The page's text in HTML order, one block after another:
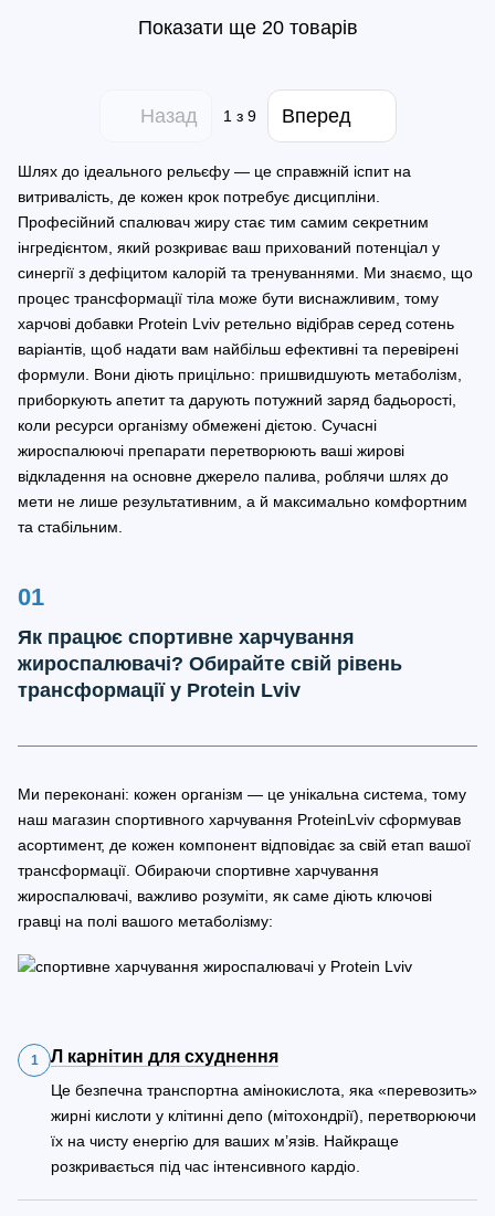
Показати ще 20 товарів
Назад 1 з 9 Вперед
Шлях до ідеального рельєфу — це справжній іспит на
витривалість, де кожен крок потребує дисципліни.
Професійний спалювач жиру стає тим самим секретним
інгредієнтом, який розкриває ваш прихований потенціал у
синергії з дефіцитом калорій та тренуваннями. Ми знаємо, що
процес трансформації тіла може бути виснажливим, тому
харчові добавки Protein Lviv ретельно відібрав серед сотень
варіантів, щоб надати вам найбільш ефективні та перевірені
формули. Вони діють прицільно: пришвидшують метаболізм,
приборкують апетит та дарують потужний заряд бадьорості,
коли ресурси організму обмежені дієтою. Сучасні
жироспалюючі препарати перетворюють ваші жирові
відкладення на основне джерело палива, роблячи шлях до
мети не лише результативним, а й максимально комфортним
та стабільним.
Як працює спортивне харчування
жироспалювачі? Обирайте свій рівень
трансформації у Protein Lviv
Ми переконані: кожен організм — це унікальна система, тому
наш магазин спортивного харчування ProteinLviv сформував
асортимент, де кожен компонент відповідає за свій етап вашої
трансформації. Обираючи спортивне харчування
жироспалювачі, важливо розуміти, як саме діють ключові
гравці на полі вашого метаболізму:
1 Л карнітин для схуднення
Це безпечна транспортна амінокислота, яка «перевозить»
жирні кислоти у клітинні депо (мітохондрії), перетворюючи
їх на чисту енергію для ваших м’язів. Найкраще
розкривається під час інтенсивного кардіо.